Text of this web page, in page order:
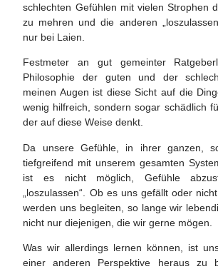
schlechten Gefühlen mit vielen Strophen
zu mehren und die anderen
nur bei Laien.
Festmeter an gut gemeinter
Philosophie der guten und der
meinen Augen ist diese Sicht auf die
wenig hilfreich, sondern sogar schädlich
der auf diese Weise denkt.
Da unsere Gefühle, in ihrer ganzen,
tiefgreifend mit unserem gesamten
ist es nicht möglich, Gefühle
„loszulassen“. Ob es uns gefällt oder
werden uns begleiten, so lange wir
nicht nur diejenigen, die wir gerne mögen.
Was wir allerdings lernen können, ist
einer anderen Perspektive heraus zu